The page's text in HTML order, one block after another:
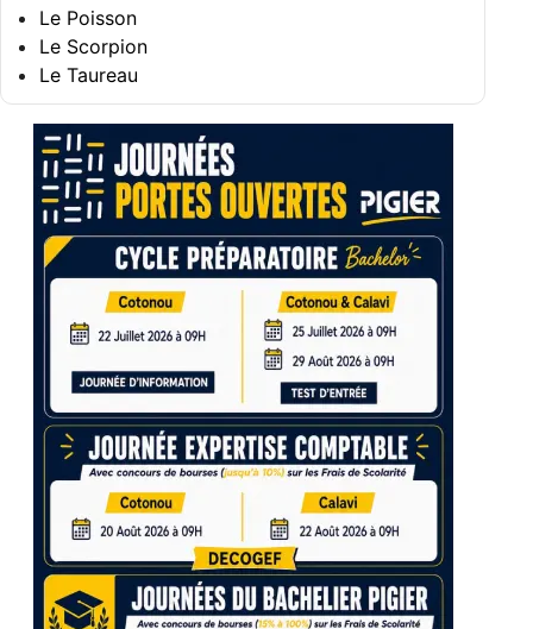
Le Poisson
Le Scorpion
Le Taureau